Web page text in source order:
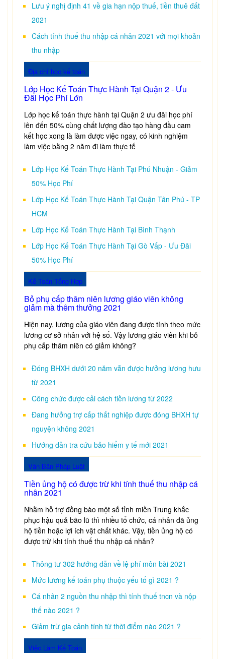
Lưu ý nghị định 41 về gia hạn nộp thuế, tiền thuê đất
2021
Cách tính thuế thu nhập cá nhân 2021 với mọi khoản
thu nhập
Địa chỉ học kế toán
Lớp Học Kế Toán Thực Hành Tại Quận 2 - Ưu
Đãi Học Phí Lớn
Lớp học kế toán thực hành tại Quận 2 ưu đãi học phí
lên đến 50% cùng chất lượng đào tạo hàng đầu cam
kết học xong là làm được việc ngay, có kinh nghiệm
làm việc bằng 2 năm đi làm thực tế
Lớp Học Kế Toán Thực Hành Tại Phú Nhuận - Giảm
50% Học Phí
Lớp Học Kế Toán Thực Hành Tại Quận Tân Phú - TP
HCM
Lớp Học Kế Toán Thực Hành Tại Bình Thạnh
Lớp Học Kế Toán Thực Hành Tại Gò Vấp - Ưu Đãi
50% Học Phí
Kế Toán Tổng Hợp
Bỏ phụ cấp thâm niên lương giáo viên không
giảm mà thêm thưởng 2021
Hiện nay, lương của giáo viên đang được tính theo mức
lương cơ sở nhân với hệ số. Vậy lương giáo viên khi bỏ
phụ cấp thâm niên có giảm không?
Đóng BHXH dưới 20 năm vẫn được hưởng lương hưu
từ 2021
Công chức được cải cách tiền lương từ 2022
Đang hưởng trợ cấp thất nghiệp được đóng BHXH tự
nguyện không 2021
Hướng dẫn tra cứu bảo hiểm y tế mới 2021
Văn Bản Pháp Luật
Tiền ủng hộ có được trừ khi tính thuế thu nhập cá
nhân 2021
Nhằm hỗ trợ đồng bào một số tỉnh miền Trung khắc
phục hậu quả bão lũ thì nhiều tổ chức, cá nhân đã ủng
hộ tiền hoặc lợi ích vật chất khác. Vậy, tiền ủng hộ có
được trừ khi tính thuế thu nhập cá nhân?
Thông tư 302 hướng dẫn về lệ phí môn bài 2021
Mức lương kế toán phụ thuộc yếu tố gì 2021 ?
Cá nhân 2 nguồn thu nhập thì tính thuế tncn và nộp
thế nào 2021 ?
Giảm trừ gia cảnh tính từ thời điểm nào 2021 ?
Việc Làm Kế Toán